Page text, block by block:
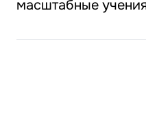
масштабные